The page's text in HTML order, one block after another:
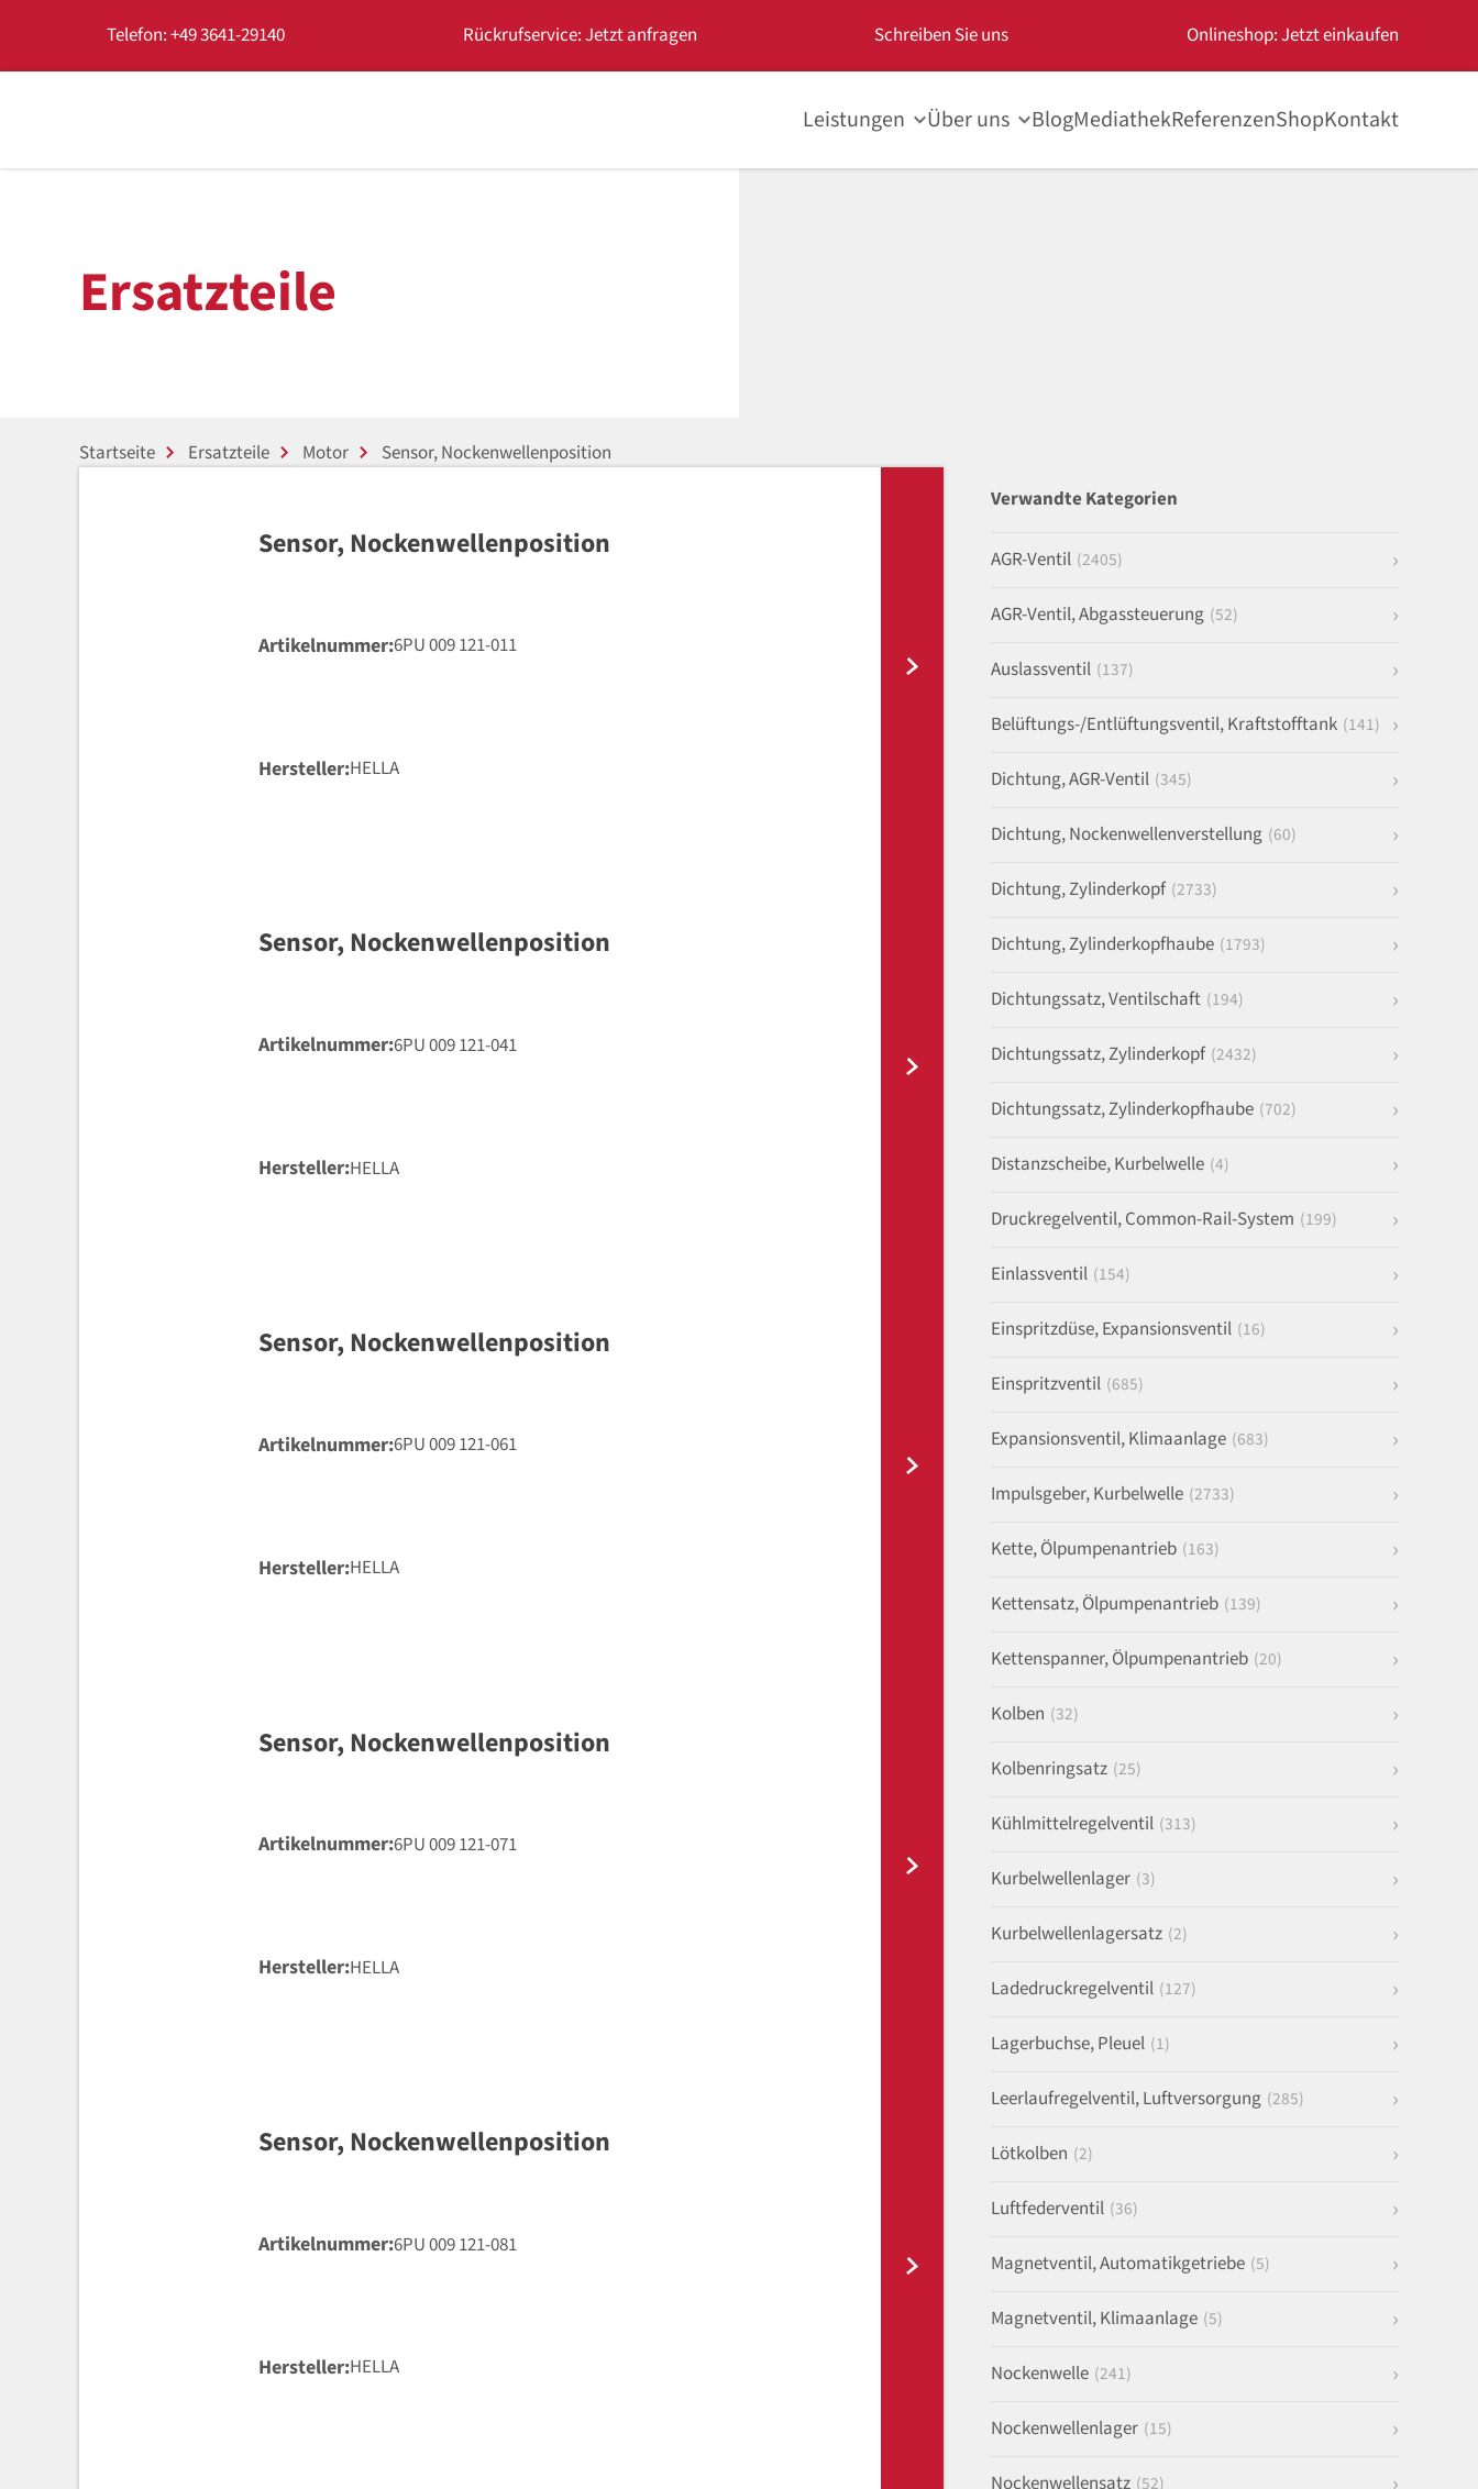
Telefon: +49 3641-29140 Rückrufservice: Jetzt anfragen Schreiben Sie uns Onlineshop: Jetzt einkaufen
Leistungen Über uns BlogMediathekReferenzenShopKontakt
Ersatzteile
Startseite Ersatzteile Motor Sensor, Nockenwellenposition
Sensor, Nockenwellenposition
Artikelnummer 6PU 009 121-011
Hersteller HELLA
Sensor, Nockenwellenposition
Artikelnummer 6PU 009 121-041
Hersteller HELLA
Sensor, Nockenwellenposition
Artikelnummer 6PU 009 121-061
Hersteller HELLA
Sensor, Nockenwellenposition
Artikelnummer 6PU 009 121-071
Hersteller HELLA
Sensor, Nockenwellenposition
Artikelnummer 6PU 009 121-081
Hersteller HELLA
Verwandte Kategorien
AGR-Ventil (2405)
AGR-Ventil, Abgassteuerung (52)
Auslassventil (137)
Belüftungs-/Entlüftungsventil, Kraftstofftank (141)
Dichtung, AGR-Ventil (345)
Dichtung, Nockenwellenverstellung (60)
Dichtung, Zylinderkopf (2733)
Dichtung, Zylinderkopfhaube (1793)
Dichtungssatz, Ventilschaft (194)
Dichtungssatz, Zylinderkopf (2432)
Dichtungssatz, Zylinderkopfhaube (702)
Distanzscheibe, Kurbelwelle (4)
Druckregelventil, Common-Rail-System (199)
Einlassventil (154)
Einspritzdüse, Expansionsventil (16)
Einspritzventil (685)
Expansionsventil, Klimaanlage (683)
Impulsgeber, Kurbelwelle (2733)
Kette, Ölpumpenantrieb (163)
Kettensatz, Ölpumpenantrieb (139)
Kettenspanner, Ölpumpenantrieb (20)
Kolben (32)
Kolbenringsatz (25)
Kühlmittelregelventil (313)
Kurbelwellenlager (3)
Kurbelwellenlagersatz (2)
Ladedruckregelventil (127)
Lagerbuchse, Pleuel (1)
Leerlaufregelventil, Luftversorgung (285)
Lötkolben (2)
Luftfederventil (36)
Magnetventil, Automatikgetriebe (5)
Magnetventil, Klimaanlage (5)
Nockenwelle (241)
Nockenwellenlager (15)
Nockenwellensatz (52)